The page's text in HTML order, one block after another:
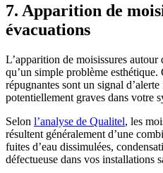
7. Apparition de
évacuations
L’apparition de moisissures
qu’un simple problème esthétique.
répugnantes sont un signal
potentiellement graves dans votre
Selon l’analyse de Qualitel, les
résultent généralement d’une
fuites d’eau dissimulées,
défectueuse dans vos installations